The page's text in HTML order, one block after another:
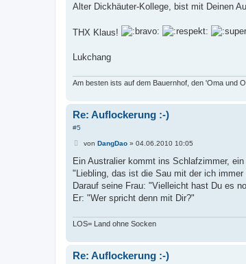
a
Alter Dickhäuter-Kollege, bist mit Deinen
THX Klaus!
Lukchang
Am besten ists auf dem Bauernhof, den 'Oma und
Re: Auflockerung :-)
#5
B
i
r
a
von DangDao» 04.06.2010 10:05
Ein Australier kommt ins Schlafzimmer,
"Liebling, das ist die Sau mit der ich
Darauf seine Frau: "Vielleicht hast Du es
Er: "Wer spricht denn mit Dir?"
LOS= Land ohne Socken
Re: Auflockerung :-)